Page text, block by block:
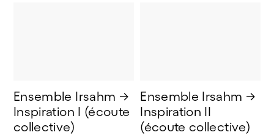
Ensemble Irsahm →
Inspiration I (écoute
collective)
Ensemble Irsahm →
Inspiration II
(écoute collective)